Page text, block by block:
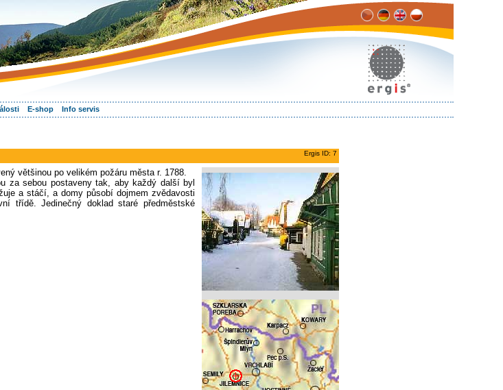
E-shop Info servis
Ergis ID: 7
většinou po velikém požáru města r. 1788.
za sebou postaveny tak, aby každý další byl
a stáčí, a domy působí dojmem zvědavosti
třídě. Jedinečný doklad staré předměstské